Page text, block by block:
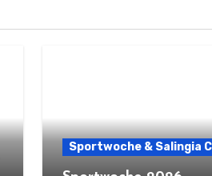
Sportwoche & Salingia